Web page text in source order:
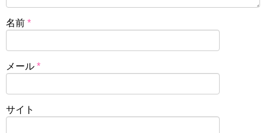
名前 *
メール *
サイト